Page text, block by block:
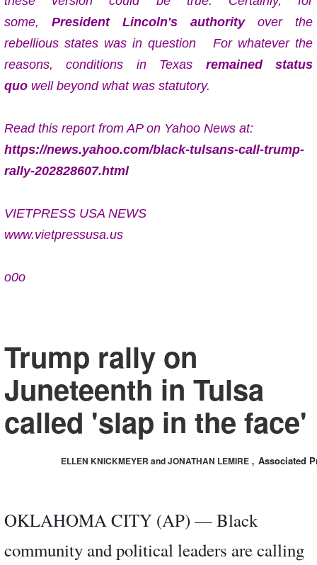
some, President Lincoln's authorityover the
rebellious states was in question For whatever the
reasons, conditions in Texas remained status
quo well beyond what was statutory.
Read this report from AP on Yahoo News at:
https://news.yahoo.com/black-tulsans-call-trump-
rally-202828607.html
VIETPRESS USA NEWS
www.vietpressusa.us
o0o
Trump rally on
Juneteenth in Tulsa
called 'slap in the face'
ELLEN KNICKMEYER and JONATHAN LEMIRE , Associated
OKLAHOMA CITY (AP) — Black
community and political leaders are calling